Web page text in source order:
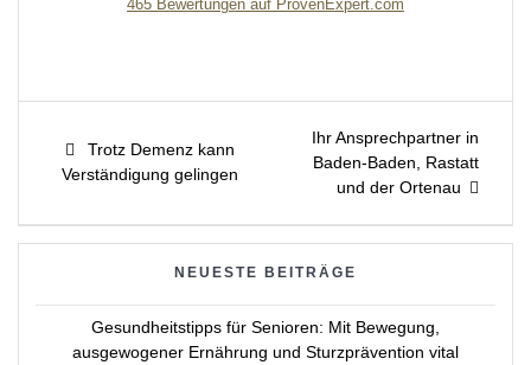
465 Bewertungen auf ProvenExpert.com
Beitragsnavigation
Previous
post:
Trotz Demenz kann
Verständigung gelingen
Next
post:
Ihr Ansprechpartner in
Baden-Baden, Rastatt
und der Ortenau
NEUESTE BEITRÄGE
Gesundheitstipps für Senioren: Mit Bewegung,
ausgewogener Ernährung und Sturzprävention vital